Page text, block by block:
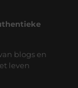
blogs en
leven